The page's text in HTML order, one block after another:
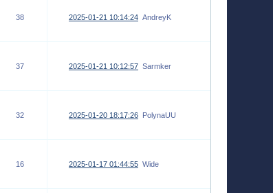
38 2025-01-21 10:14:24 AndreyK
37 2025-01-21 10:12:57 Sarmker
32 2025-01-20 18:17:26 PolynaUU
16 2025-01-17 01:44:55 Wide